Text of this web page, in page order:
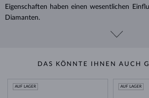
Eigenschaften haben einen wesentlichen
Diamanten.
DAS KÖNNTE IHNEN AUCH
AUF LAGER AUF LAGER